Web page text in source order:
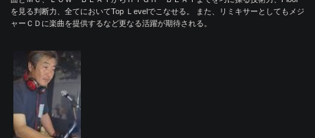
を見る判断力、全てにおいてTop Ｌevelでこなせる。 また、リミキサーとしてもメジ
ャーＣＤに楽曲を提供するなど更なる活躍が期待される。